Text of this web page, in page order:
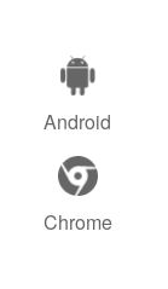
Android
Chrome